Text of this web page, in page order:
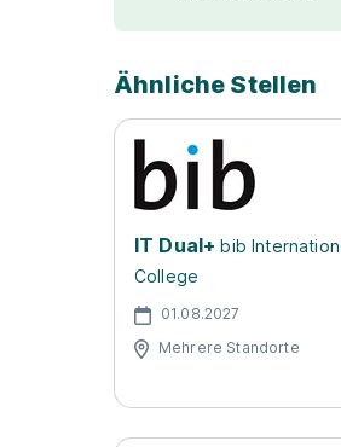
Ähnliche Stellen
IT Dual+ bib
College
01.08.2027
Mehrere Standorte